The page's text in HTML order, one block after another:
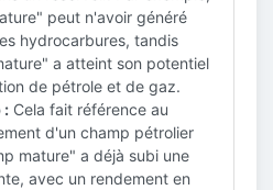
peut n'avoir généré
hydrocarbures, tandis
a atteint son potentiel
de pétrole et de gaz.
: Cela fait référence au
d'un champ pétrolier
mature" a déjà subi une
avec un rendement en